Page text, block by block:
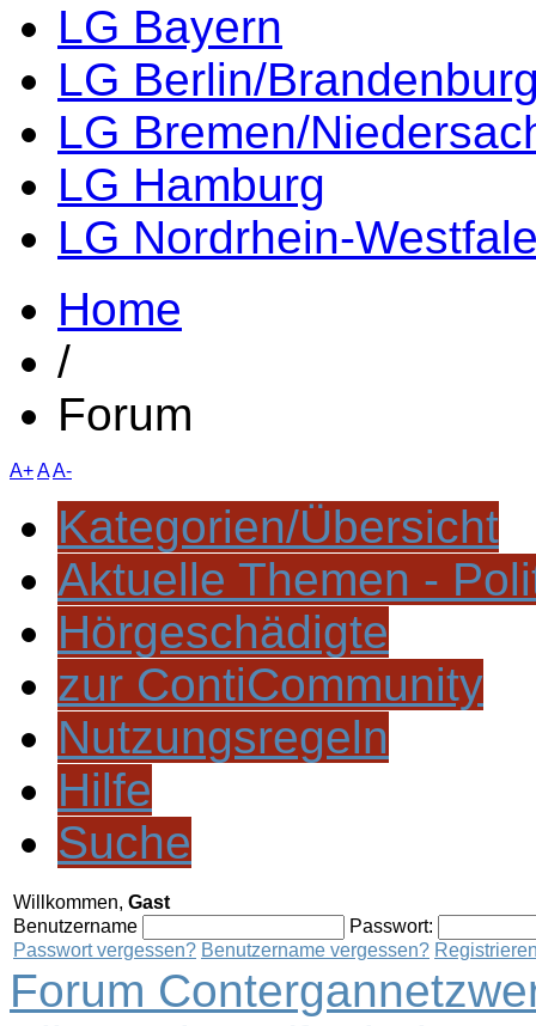
LG Bayern
LG Berlin/
LG Bremen/
LG Hamburg
LG Nordrhein-
Home
/
Forum
A+AA-
Kategorien/Übersicht
Aktuelle Themen -
Hörgeschädigte
zur ContiCommunity
Nutzungsregeln
Hilfe
Suche
Willkommen, Gast
Benutzername
Passwort:
Passwort vergessen? Benutzername vergessen?
Forum